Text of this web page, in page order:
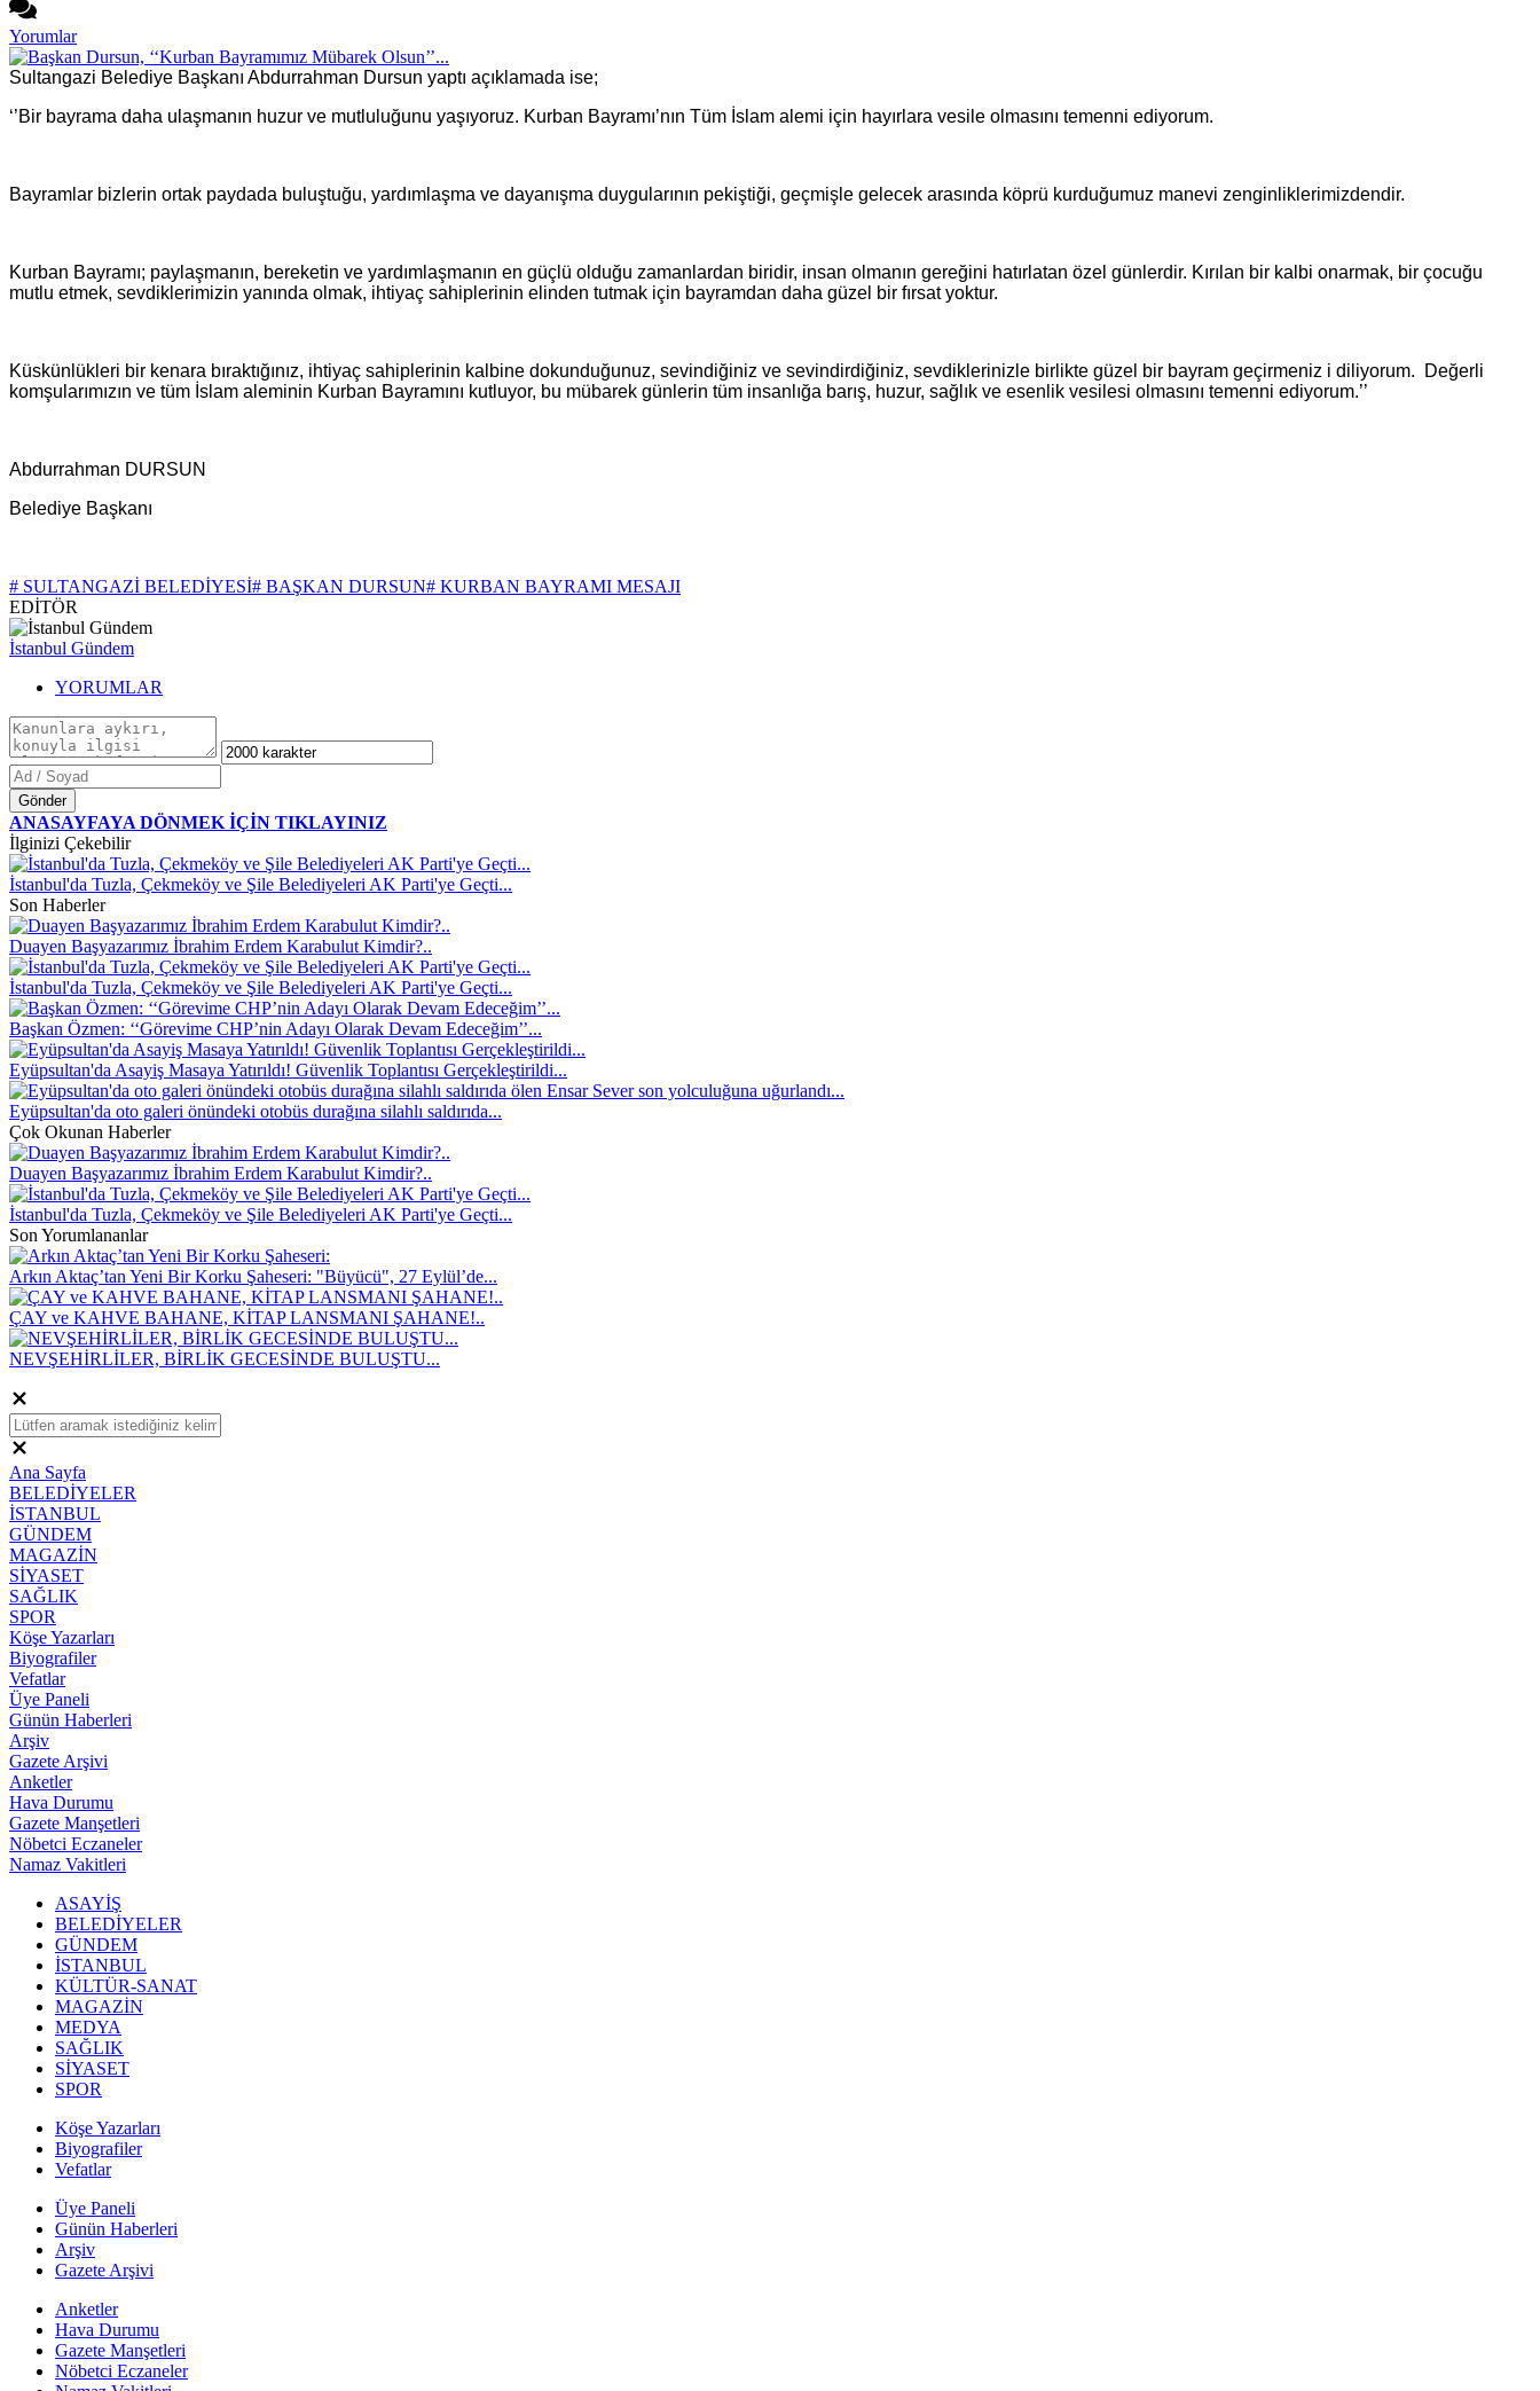
Yorumlar
Sultangazi Belediye Başkanı Abdurrahman Dursun yaptı açıklamada ise;
‘’Bir bayrama daha ulaşmanın huzur ve mutluluğunu yaşıyoruz. Kurban Bayramı’nın Tüm İslam alemi için hayırlara vesile olmasını temenni ediyorum.
Bayramlar bizlerin ortak paydada buluştuğu, yardımlaşma ve dayanışma duygularının pekiştiği, geçmişle gelecek arasında köprü kurduğumuz manevi zenginliklerimizdendir.
Kurban Bayramı; paylaşmanın, bereketin ve yardımlaşmanın en güçlü olduğu zamanlardan biridir, insan olmanın gereğini hatırlatan özel günlerdir. Kırılan bir kalbi onarmak, bir çocuğu
mutlu etmek, sevdiklerimizin yanında olmak, ihtiyaç sahiplerinin elinden tutmak için bayramdan daha güzel bir fırsat yoktur.
Küskünlükleri bir kenara bıraktığınız, ihtiyaç sahiplerinin kalbine dokunduğunuz, sevindiğiniz ve sevindirdiğiniz, sevdiklerinizle birlikte güzel bir bayram geçirmeniz i diliyorum. Değerli
komşularımızın ve tüm İslam aleminin Kurban Bayramını kutluyor, bu mübarek günlerin tüm insanlığa barış, huzur, sağlık ve esenlik vesilesi olmasını temenni ediyorum.’’
Abdurrahman DURSUN
Belediye Başkanı
# SULTANGAZİ BELEDİYESİ# BAŞKAN DURSUN# KURBAN BAYRAMI MESAJI
EDİTÖR
İstanbul Gündem
YORUMLAR
Gönder
ANASAYFAYA DÖNMEK İÇİN TIKLAYINIZ
İlginizi Çekebilir
İstanbul'da Tuzla, Çekmeköy ve Şile Belediyeleri AK Parti'ye Geçti...
Son Haberler
Duayen Başyazarımız İbrahim Erdem Karabulut Kimdir?..
İstanbul'da Tuzla, Çekmeköy ve Şile Belediyeleri AK Parti'ye Geçti...
Başkan Özmen: ‘‘Görevime CHP’nin Adayı Olarak Devam Edeceğim’’...
Eyüpsultan'da Asayiş Masaya Yatırıldı! Güvenlik Toplantısı Gerçekleştirildi...
Eyüpsultan'da oto galeri önündeki otobüs durağına silahlı saldırıda...
Çok Okunan Haberler
Duayen Başyazarımız İbrahim Erdem Karabulut Kimdir?..
İstanbul'da Tuzla, Çekmeköy ve Şile Belediyeleri AK Parti'ye Geçti...
Son Yorumlananlar
Arkın Aktaç’tan Yeni Bir Korku Şaheseri: "Büyücü", 27 Eylül’de...
ÇAY ve KAHVE BAHANE, KİTAP LANSMANI ŞAHANE!..
NEVŞEHİRLİLER, BİRLİK GECESİNDE BULUŞTU...
Ana Sayfa
BELEDİYELER
İSTANBUL
GÜNDEM
MAGAZİN
SİYASET
SAĞLIK
SPOR
Köşe Yazarları
Biyografiler
Vefatlar
Üye Paneli
Günün Haberleri
Arşiv
Gazete Arşivi
Anketler
Hava Durumu
Gazete Manşetleri
Nöbetci Eczaneler
Namaz Vakitleri
ASAYİŞ
BELEDİYELER
GÜNDEM
İSTANBUL
KÜLTÜR-SANAT
MAGAZİN
MEDYA
SAĞLIK
SİYASET
SPOR
Köşe Yazarları
Biyografiler
Vefatlar
Üye Paneli
Günün Haberleri
Arşiv
Gazete Arşivi
Anketler
Hava Durumu
Gazete Manşetleri
Nöbetci Eczaneler